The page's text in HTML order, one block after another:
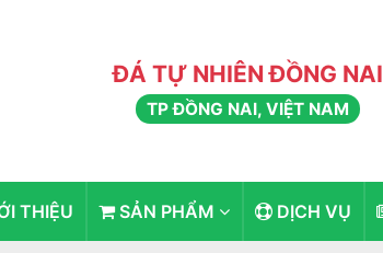
ĐÁ TỰ NHIÊN ĐỒNG NAI
TP ĐỒNG NAI, VIỆT NAM
THIỆU SẢN PHẨM DỊCH VỤ